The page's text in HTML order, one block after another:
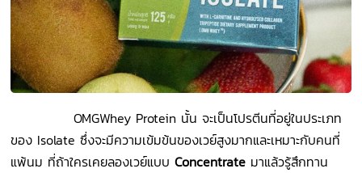
OMGWhey Protein นั้น จะเป็นโปรตีนที่อยู่ในประเภท
ของ Isolate ซึ่งจะมีความเข้มข้นของเวย์สูงมากและเหมาะกับคนที่
แพ้นม ที่ถ้าใครเคยลองเวย์แบบ Concentrate มาแล้วรู้สึกทาน